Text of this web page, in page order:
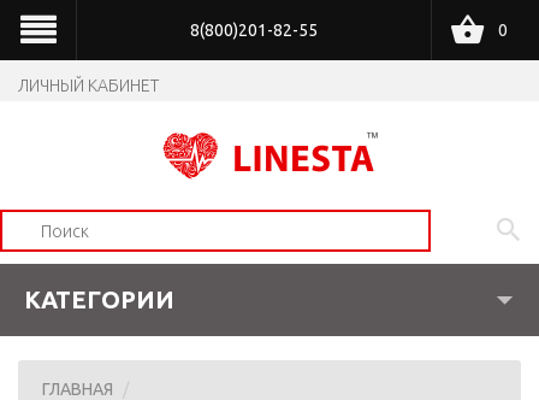
8(800)201-82-55
ЛИЧНЫЙ КАБИНЕТ
0
КАТЕГОРИИ
ГЛАВНАЯ